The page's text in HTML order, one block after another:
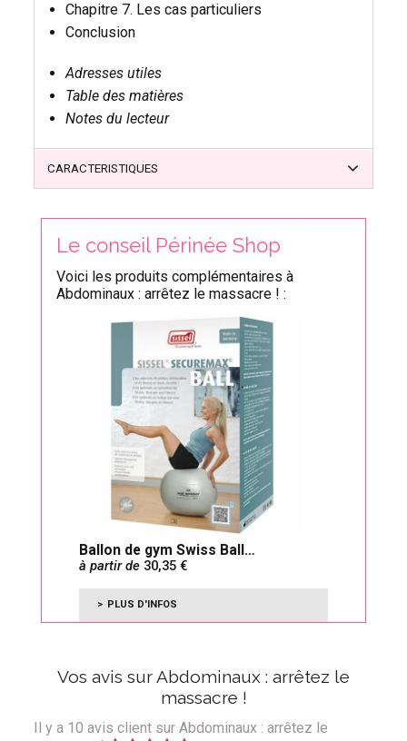
Chapitre 7. Les cas particuliers
Conclusion
Adresses utiles
Table des matières
Notes du lecteur
CARACTERISTIQUES
Le conseil Périnée Shop
Voici les produits complémentaires à
Abdominaux : arrêtez le massacre ! :
Ballon de gym Swiss Ball
SECUREMAX
à partir de30,35
PLUS D'INFOS
Vos avis sur Abdominaux : arrêtez le
massacre !
Il y a 10 avis client sur Abdominaux : arrêtez le